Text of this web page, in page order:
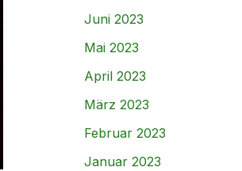
Juni 2023
Mai 2023
April 2023
März 2023
Februar 2023
Januar 2023